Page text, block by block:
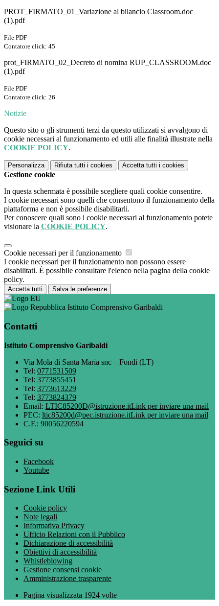
PROT_FIRMATO_01_Variazione al bilancio Classroom.doc
(1).pdf
File PDF
Contatore click: 45
prot_FIRMATO_02_Decreto di nomina RUP_CLASSROOM.doc
(1).pdf
File PDF
Contatore click: 26
Notizie
Questo sito o gli strumenti terzi da questo utilizzati si avvalgono di
cookie necessari al funzionamento ed utili alle finalità illustrate nella
COOKIE POLICY.
Personalizza Rifiuta tutti i cookies Accetta tutti i cookies
Gestione cookie
In questa schermata è possibile scegliere quali cookie consentire.
I cookie necessari sono quelli che consentono il funzionamento della
piattaforma e non è possibile disabilitarli.
Per conoscere quali sono i cookie necessari al funzionamento potete
visionare la COOKIE POLICY.
Cookie necessari per il funzionamento
I cookie necessari per il funzionamento non possono essere
disabilitati. È possibile consultare l'elenco nella pagina della cookie
policy.
Accetta tutti Salva le preferenze
Istituto Comprensivo Garibaldi
Contatti
Istituto Comprensivo Garibaldi
Via Mola di Santa Maria snc – Fondi (LT)
Tel: 0771531509
Tel: 3773855451
Tel: 3773613229
Tel: 3773824379
Email: LTIC85200D@istruzione.itLink per inviare una mail
PEC: ltic85200d@pec.istruzione.itLink per inviare una mail
C.F.: 90056220594
Seguici su
Facebook
Youtube
Sezione Link Utili
Cookie policy
Note legali
Informativa Privacy
Ufficio Relazioni con il Pubblico
Dichiarazione di accessibilità
Obiettivi di accessibilità
Whistleblowing
Gestione consensi cookie
Amministrazione trasparente
Pagina visualizzata 1924 volte